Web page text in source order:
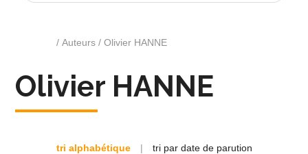
livre
/ Auteurs / Olivier HANNE
Olivier HANNE
tri alphabétique | tri par date de parution